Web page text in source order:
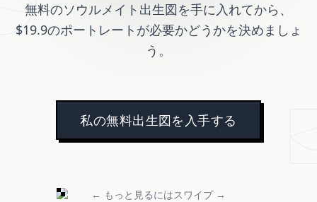
無料のソウルメイト出生図を手に入れてから、
$19.9のポートレートが必要かどうかを決めましょ
う。
私の無料出生図を入手する
← もっと見るにはスワイプ →